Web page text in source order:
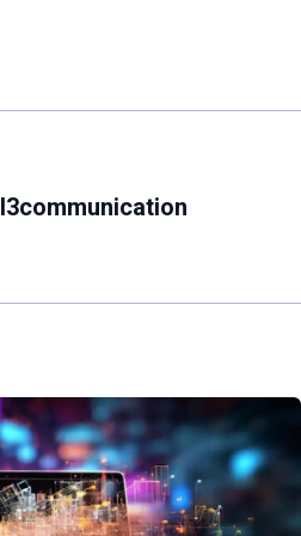
l3communication